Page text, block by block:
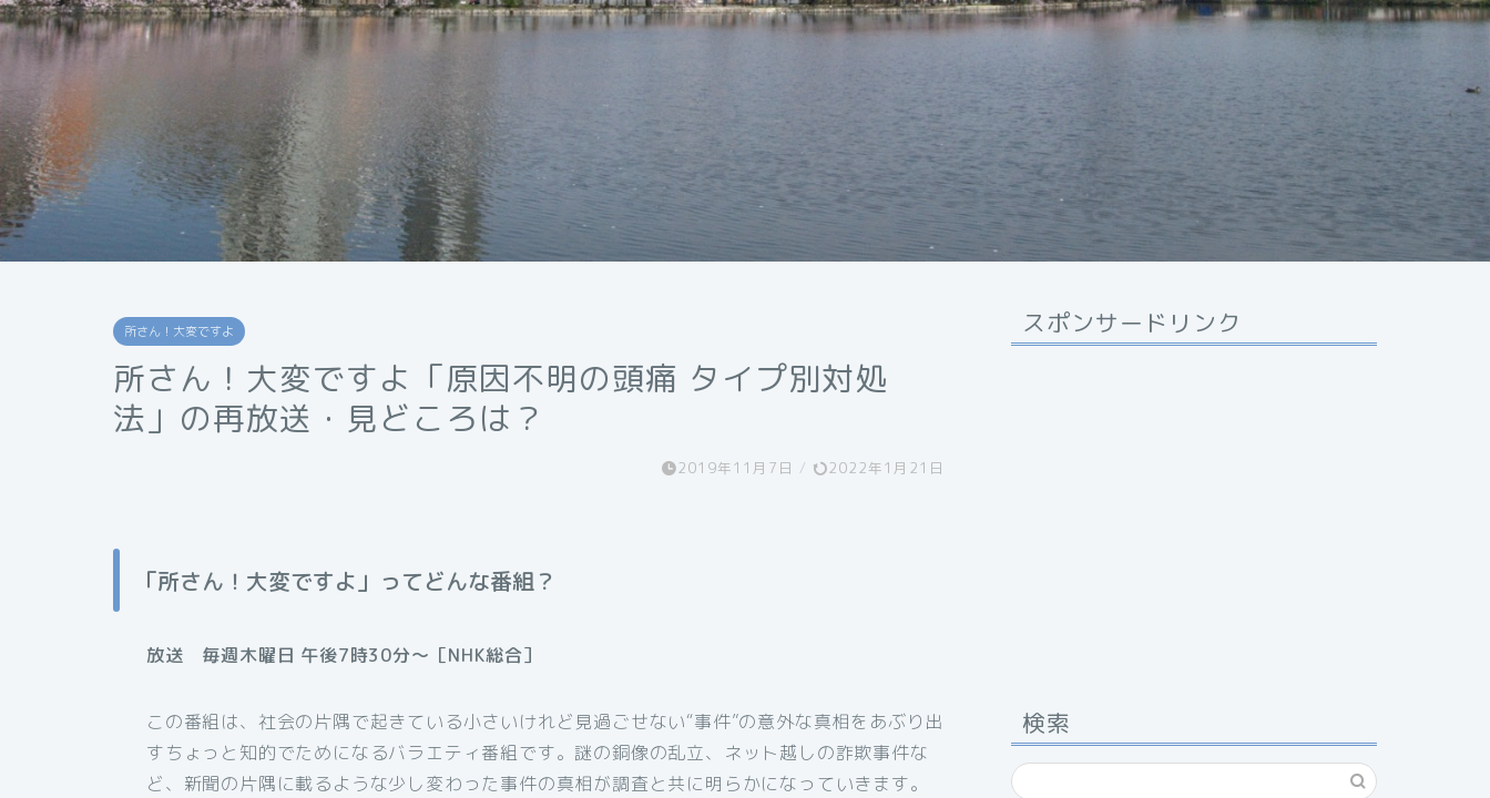
所さん！大変ですよ
所さん！大変ですよ「原因不明の頭痛 タイプ別対処
法」の再放送・見どころは？
2019年11月7日 / 2022年1月21日
「所さん！大変ですよ」ってどんな番組？
放送 毎週木曜日 午後7時30分～［NHK総合］
この番組は、社会の片隅で起きている小さいけれど見過ごせない“事件”の意外な真相をあぶり出
すちょっと知的でためになるバラエティ番組です。謎の銅像の乱立、ネット越しの詐欺事件な
ど、新聞の片隅に載るような少し変わった事件の真相が調査と共に明らかになっていきます。
スポンサードリンク
検索